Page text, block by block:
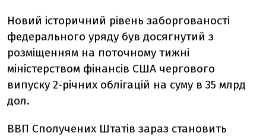
Новий історичний рівень заборгованості
федерального уряду був досягнутий з
розміщенням на поточному тижні
міністерством фінансів США чергового
випуску 2-річних облігацій на суму в 35 млрд
дол.
ВВП Сполучених Штатів зараз становить